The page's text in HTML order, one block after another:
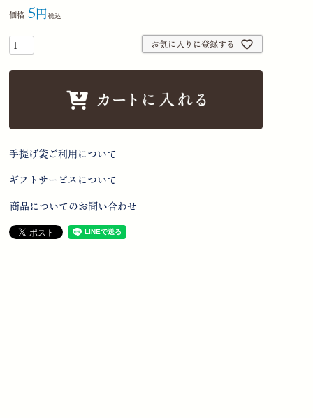
価格 5 税込
お気に入りに登録する
手提げ袋ご利用について
ギフトサービスについて
商品についてのお問い合わせ